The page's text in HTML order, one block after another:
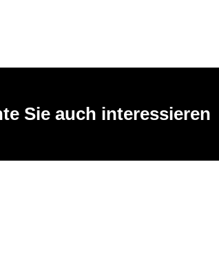
Sie auch interessieren